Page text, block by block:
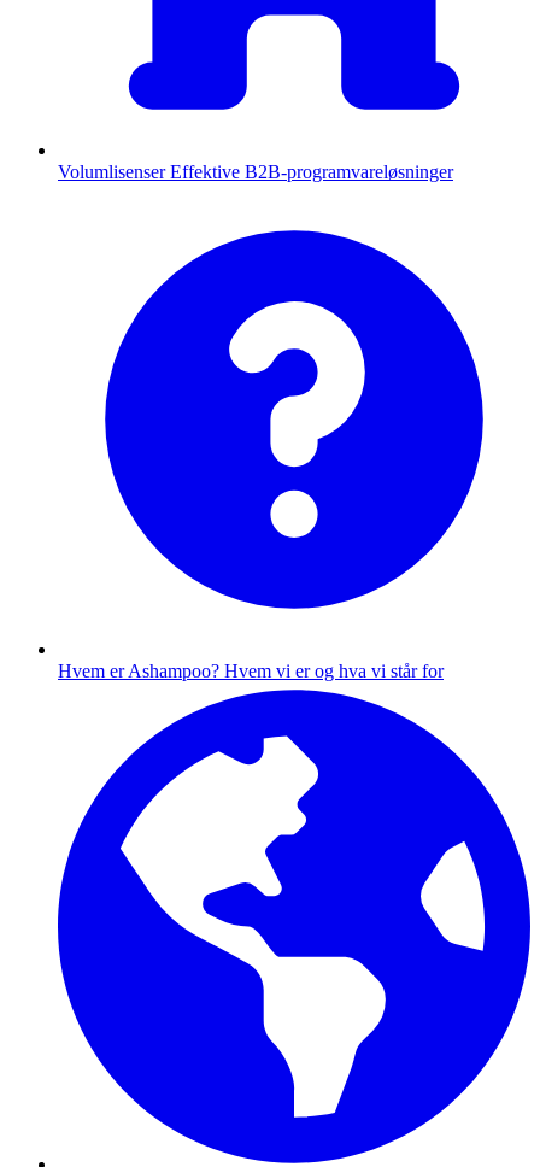
Volumlisenser Effektive B2B-programvareløsninger
Hvem er Ashampoo? Hvem vi er og hva vi står for